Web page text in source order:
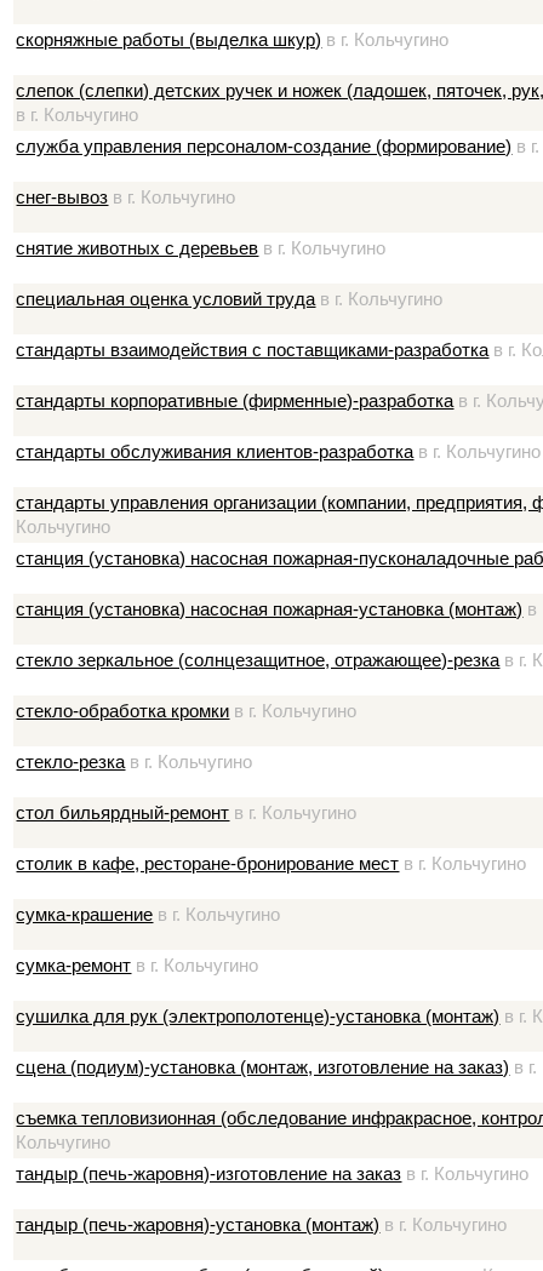
скорняжные работы (выделка шкур) в г. Кольчугино
слепок (слепки) детских ручек и ножек (ладошек, пяточек,
в г. Кольчугино
служба управления персоналом-создание (формирование) в
снег-вывоз в г. Кольчугино
снятие животных с деревьев в г. Кольчугино
специальная оценка условий труда в г. Кольчугино
стандарты взаимодействия с поставщиками-разработка в г.
стандарты корпоративные (фирменные)-разработка в г.
стандарты обслуживания клиентов-разработка в г. Кольчугино
стандарты управления организации (компании, предприятия,
Кольчугино
станция (установка) насосная пожарная-пусконаладочные
станция (установка) насосная пожарная-установка (монтаж) в
стекло зеркальное (солнцезащитное, отражающее)-резка в г.
стекло-обработка кромки в г. Кольчугино
стекло-резка в г. Кольчугино
стол бильярдный-ремонт в г. Кольчугино
столик в кафе, ресторане-бронирование мест в г. Кольчугино
сумка-крашение в г. Кольчугино
сумка-ремонт в г. Кольчугино
сушилка для рук (электрополотенце)-установка (монтаж) в г.
сцена (подиум)-установка (монтаж, изготовление на заказ) в
съемка тепловизионная (обследование инфракрасное,
Кольчугино
тандыр (печь-жаровня)-изготовление на заказ в г. Кольчугино
тандыр (печь-жаровня)-установка (монтаж) в г. Кольчугино